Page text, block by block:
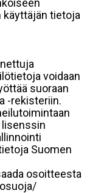
käyttäjän tietoja
voidaan
suoraan
-rekisteriin.
Suomen
osoitteesta